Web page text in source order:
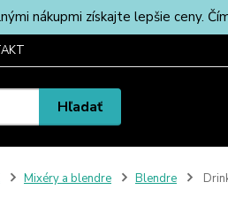
nákupmi získajte lepšie ceny.
Hľadať
Mixéry a blendre Blendre